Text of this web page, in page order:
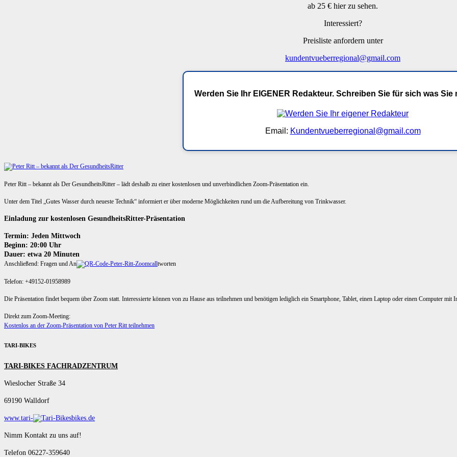
ab 25 € hier zu sehen.
Interessiert?
Preisliste anfordern unter
kundentvueberregional@gmail.com
Werden Sie Ihr EIGENER Redakteur. Schreiben Sie für sich was Sie
Email: Kundentvueberregional@gmail.com
Peter Ritt – bekannt als Der GesundheitsRitter – lädt deshalb zu einer kostenlosen und unverbindlichen Zoom-Präsentation ein.
Unter dem Titel „Gutes Wasser durch neueste Technik“ informiert er über moderne Möglichkeiten rund um die Aufbereitung von Trinkwasser.
Einladung zur kostenlosen GesundheitsRitter-Präsentation
Termin: Jeden Mittwoch
Beginn: 20:00 Uhr
Dauer: etwa 20 Minuten
Anschließend: Fragen und An tworten
Telefon: +49152-01958989
Die Präsentation findet bequem über Zoom statt. Interessierte können von zu Hause aus teilnehmen und benötigen lediglich ein Smartphone, Tablet, einen Laptop oder einen Computer mit
Direkt zum Zoom-Meeting:
Kostenlos an der Zoom-Präsentation von Peter Ritt teilnehmen
TARI-BIKES
TARI-BIKES FACHRADZENTRUM
Wieslocher Straße 34
69190 Walldorf
www.tari- bikes.de
Nimm Kontakt zu uns auf!
Telefon 06227-359640